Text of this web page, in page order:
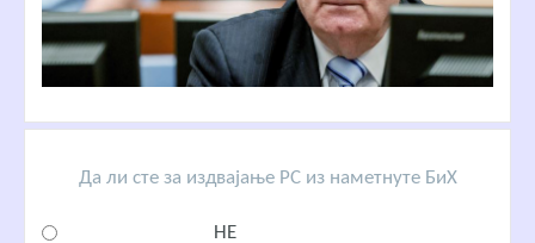
Да ли сте за издвајање РС из наметнуте БиХ
НЕ